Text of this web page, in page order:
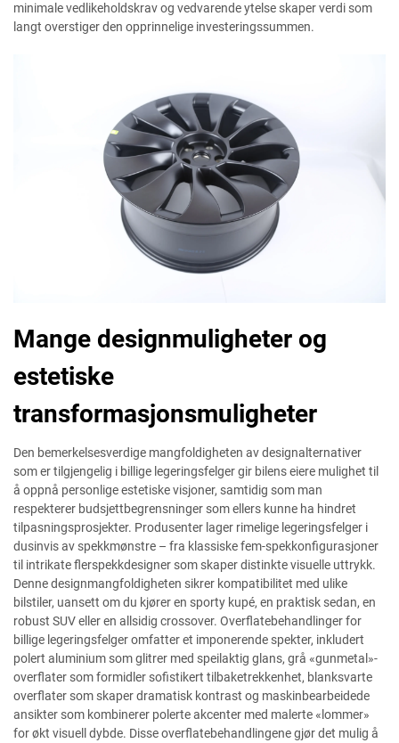
minimale vedlikeholdskrav og vedvarende ytelse skaper verdi som
langt overstiger den opprinnelige investeringssummen.
Mange designmuligheter og
estetiske
transformasjonsmuligheter
Den bemerkelsesverdige mangfoldigheten av designalternativer
som er tilgjengelig i billige legeringsfelger gir bilens eiere mulighet til
å oppnå personlige estetiske visjoner, samtidig som man
respekterer budsjettbegrensninger som ellers kunne ha hindret
tilpasningsprosjekter. Produsenter lager rimelige legeringsfelger i
dusinvis av spekkmønstre – fra klassiske fem-spekkonfigurasjoner
til intrikate flerspekkdesigner som skaper distinkte visuelle uttrykk.
Denne designmangfoldigheten sikrer kompatibilitet med ulike
bilstiler, uansett om du kjører en sporty kupé, en praktisk sedan, en
robust SUV eller en allsidig crossover. Overflatebehandlinger for
billige legeringsfelger omfatter et imponerende spekter, inkludert
polert aluminium som glitrer med speilaktig glans, grå «gunmetal»-
overflater som formidler sofistikert tilbaketrekkenhet, blanksvarte
overflater som skaper dramatisk kontrast og maskinbearbeidede
ansikter som kombinerer polerte akcenter med malerte «lommer»
for økt visuell dybde. Disse overflatebehandlingene gjør det mulig å